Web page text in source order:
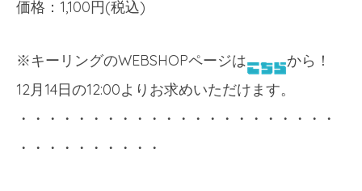
価格：1,100円(税込)
※キーリングのWEBSHOPページは
から！
12月14日の12:00よりお求めいただけます。
・・・・・・・・・・・・・・・・・・・・・・
・・・・・・・・・・